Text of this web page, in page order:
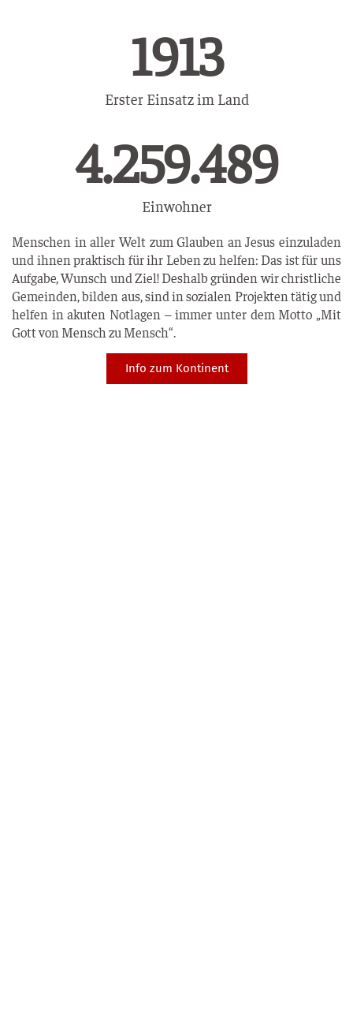
Erster Einsatz im Land
1914
Einwohner
6.206.462
Menschen in aller Welt zum Glauben an Jesus einzuladen
und ihnen praktisch für ihr Leben zu helfen: Das ist für uns
Aufgabe, Wunsch und Ziel! Deshalb gründen wir christliche
Gemeinden, bilden aus, sind in sozialen Projekten tätig und
helfen in akuten Notlagen – immer unter dem Motto „Mit
Gott von Mensch zu Mensch“.
Info zum Kontinent